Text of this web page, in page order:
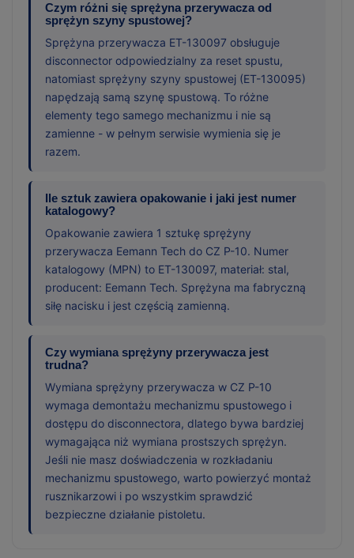
Czym różni się sprężyna przerywacza od
sprężyn szyny spustowej?
Sprężyna przerywacza ET-130097 obsługuje
disconnector odpowiedzialny za reset spustu,
natomiast sprężyny szyny spustowej (ET-130095)
napędzają samą szynę spustową. To różne
elementy tego samego mechanizmu i nie są
zamienne - w pełnym serwisie wymienia się je
razem.
Ile sztuk zawiera opakowanie i jaki jest numer
katalogowy?
Opakowanie zawiera 1 sztukę sprężyny
przerywacza Eemann Tech do CZ P-10. Numer
katalogowy (MPN) to ET-130097, materiał: stal,
producent: Eemann Tech. Sprężyna ma fabryczną
siłę nacisku i jest częścią zamienną.
Czy wymiana sprężyny przerywacza jest
trudna?
Wymiana sprężyny przerywacza w CZ P-10
wymaga demontażu mechanizmu spustowego i
dostępu do disconnectora, dlatego bywa bardziej
wymagająca niż wymiana prostszych sprężyn.
Jeśli nie masz doświadczenia w rozkładaniu
mechanizmu spustowego, warto powierzyć montaż
rusznikarzowi i po wszystkim sprawdzić
bezpieczne działanie pistoletu.